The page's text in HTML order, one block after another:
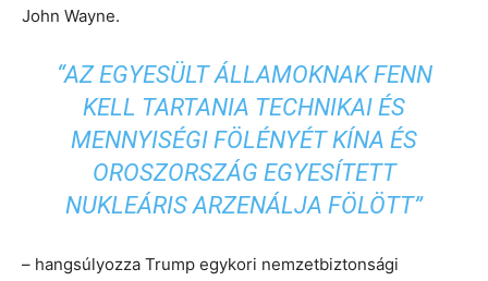
John Wayne.
“AZ EGYESÜLT ÁLLAMOKNAK FENN
KELL TARTANIA TECHNIKAI ÉS
MENNYISÉGI FÖLÉNYÉT KÍNA ÉS
OROSZORSZÁG EGYESÍTETT
NUKLEÁRIS ARZENÁLJA FÖLÖTT”
– hangsúlyozza Trump egykori nemzetbiztonsági